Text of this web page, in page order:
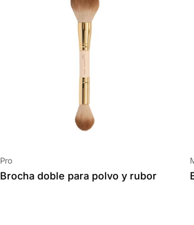
Proveedor:
Pro
Brocha doble para polvo y rubor